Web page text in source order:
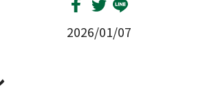
2026/01/07